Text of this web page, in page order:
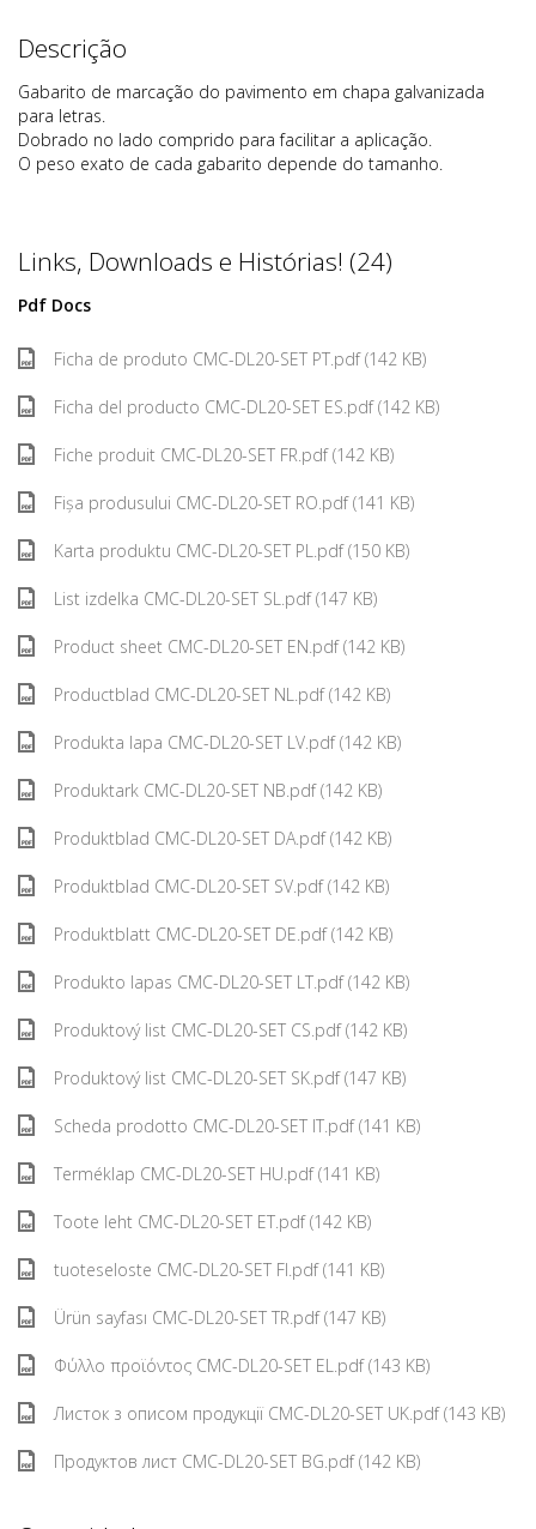
Descrição
Gabarito de marcação do pavimento em chapa galvanizada
para letras.
Dobrado no lado comprido para facilitar a aplicação.
O peso exato de cada gabarito depende do tamanho.
Links, Downloads e Histórias! (24)
Pdf Docs
Ficha de produto CMC-DL20-SET PT.pdf (142 KB)
Ficha del producto CMC-DL20-SET ES.pdf (142 KB)
Fiche produit CMC-DL20-SET FR.pdf (142 KB)
Fișa produsului CMC-DL20-SET RO.pdf (141 KB)
Karta produktu CMC-DL20-SET PL.pdf (150 KB)
List izdelka CMC-DL20-SET SL.pdf (147 KB)
Product sheet CMC-DL20-SET EN.pdf (142 KB)
Productblad CMC-DL20-SET NL.pdf (142 KB)
Produkta lapa CMC-DL20-SET LV.pdf (142 KB)
Produktark CMC-DL20-SET NB.pdf (142 KB)
Produktblad CMC-DL20-SET DA.pdf (142 KB)
Produktblad CMC-DL20-SET SV.pdf (142 KB)
Produktblatt CMC-DL20-SET DE.pdf (142 KB)
Produkto lapas CMC-DL20-SET LT.pdf (142 KB)
Produktový list CMC-DL20-SET CS.pdf (142 KB)
Produktový list CMC-DL20-SET SK.pdf (147 KB)
Scheda prodotto CMC-DL20-SET IT.pdf (141 KB)
Terméklap CMC-DL20-SET HU.pdf (141 KB)
Toote leht CMC-DL20-SET ET.pdf (142 KB)
tuoteseloste CMC-DL20-SET FI.pdf (141 KB)
Ürün sayfası CMC-DL20-SET TR.pdf (147 KB)
Φύλλο προϊόντος CMC-DL20-SET EL.pdf (143 KB)
Листок з описом продукції CMC-DL20-SET UK.pdf (143 KB)
Продуктов лист CMC-DL20-SET BG.pdf (142 KB)